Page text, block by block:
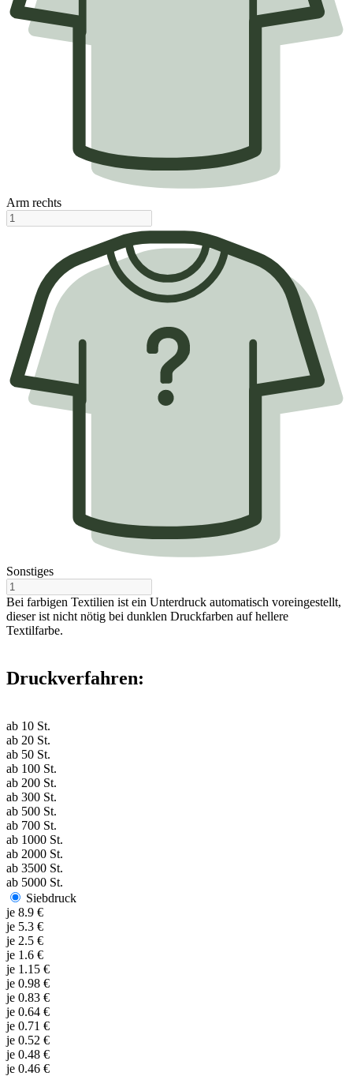
Arm rechts
Sonstiges
Bei farbigen Textilien ist ein Unterdruck automatisch voreingestellt,
dieser ist nicht nötig bei dunklen Druckfarben auf hellere
Textilfarbe.
Druckverfahren:
ab 10 St.
ab 20 St.
ab 50 St.
ab 100 St.
ab 200 St.
ab 300 St.
ab 500 St.
ab 700 St.
ab 1000 St.
ab 2000 St.
ab 3500 St.
ab 5000 St.
Siebdruck
je 8.9 €
je 5.3 €
je 2.5 €
je 1.6 €
je 1.15 €
je 0.98 €
je 0.83 €
je 0.64 €
je 0.71 €
je 0.52 €
je 0.48 €
je 0.46 €